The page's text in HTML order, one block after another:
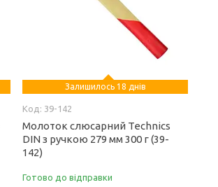
Залишилось 18 днів
39-142
Молоток слюсарний Technics
DIN з ручкою 279 мм 300 г (39-
142)
Готово до відправки